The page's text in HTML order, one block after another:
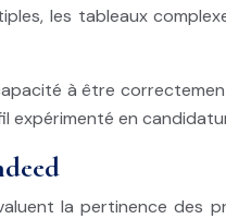
les tableaux
à être
en
la pertinence des